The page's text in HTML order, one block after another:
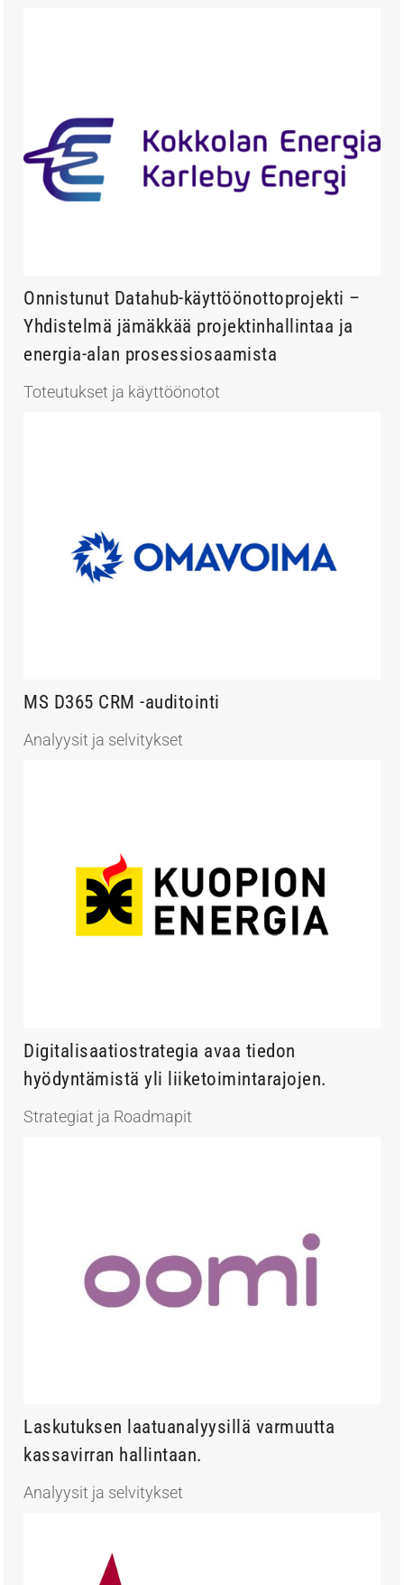
Onnistunut Datahub-käyttöönottoprojekti –
Yhdistelmä jämäkkää projektinhallintaa ja
energia-alan prosessiosaamista
Toteutukset ja käyttöönotot
MS D365 CRM -auditointi
Analyysit ja selvitykset
Digitalisaatiostrategia avaa tiedon
hyödyntämistä yli liiketoimintarajojen.
Strategiat ja Roadmapit
Laskutuksen laatuanalyysillä varmuutta
kassavirran hallintaan.
Analyysit ja selvitykset